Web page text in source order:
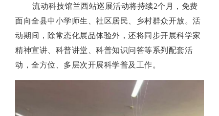
流动科技馆兰西站巡展活动将持续2个月，免费
面向全县中小学师生、社区居民、乡村群众开放。活
动期间，除常态化展品体验外，还将同步开展科学家
精神宣讲、科普讲堂、科普知识问答等系列配套活
动，全方位、多层次开展科学普及工作。